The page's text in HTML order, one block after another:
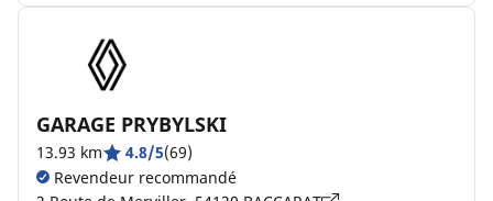
GARAGE PRYBYLSKI
13.93 km 4.8/5(69)
Revendeur recommandé